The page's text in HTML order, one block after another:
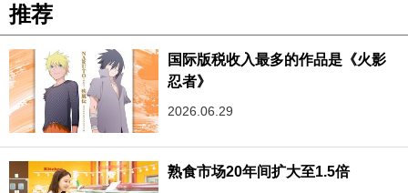
推荐
国际版税收入最多的作品是《火影
忍者》
2026.06.29
熟食市场20年间扩大至1.5倍